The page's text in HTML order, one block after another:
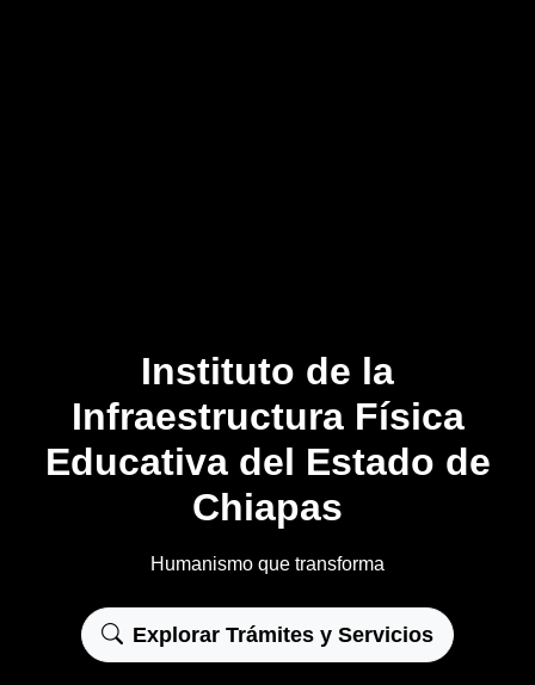
Instituto de la
Infraestructura Física
Educativa del Estado de
Chiapas
Humanismo que transforma
Explorar Trámites y Servicios